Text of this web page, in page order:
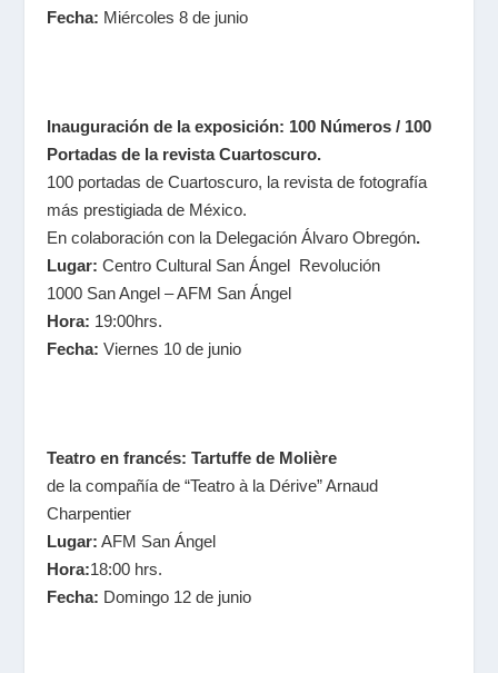
Fecha: Miércoles 8 de junio
Inauguración de la exposición: 100 Números / 100
Portadas de la revista Cuartoscuro.
100 portadas de Cuartoscuro, la revista de fotografía
más prestigiada de México.
En colaboración con la Delegación Álvaro Obregón.
Lugar: Centro Cultural San Ángel Revolución
1000 San Angel – AFM San Ángel
Hora: 19:00hrs.
Fecha:Viernes 10 de junio
Teatro en francés: Tartuffe de Molière
de la compañía de “Teatro à la Dérive” Arnaud
Charpentier
Lugar: AFM San Ángel
Hora:18:00 hrs.
Fecha: Domingo 12 de junio